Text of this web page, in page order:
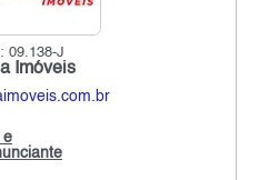
09.138-J
Imóveis
e